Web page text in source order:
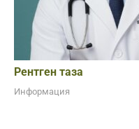
Рентген таза
Информация